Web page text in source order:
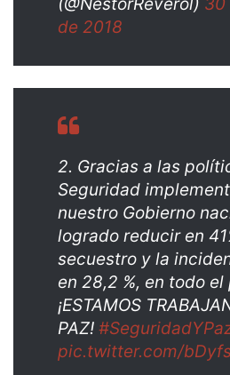
(@NestorReverol) 30
de 2018
2. Gracias a las
Seguridad
nuestro Gobierno
logrado reducir en
secuestro y la
en 28,2 %, en todo el
¡ESTAMOS
PAZ!
pic.twitter.com/